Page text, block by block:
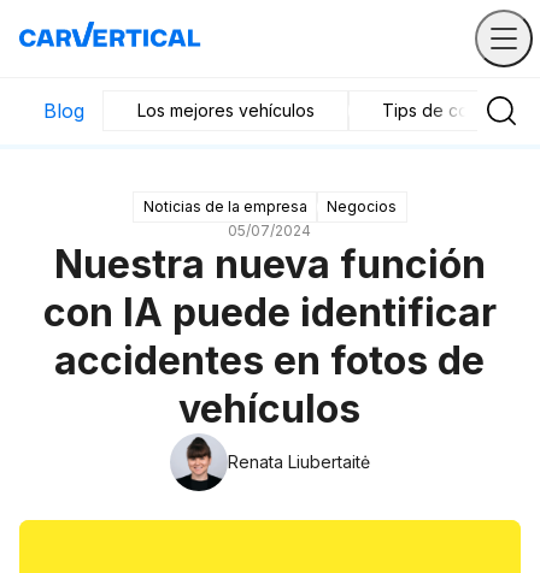
Blog Los mejores vehículos Tips de compra y
Noticias de la empresa
Negocios
05/07/2024
Nuestra nueva función
con IA puede identificar
accidentes en fotos de
vehículos
Renata Liubertaitė